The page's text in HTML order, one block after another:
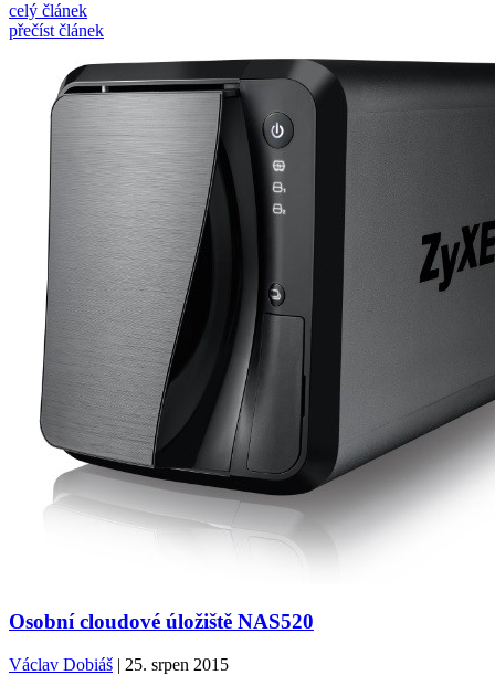
celý článek
přečíst článek
Osobní cloudové úložiště NAS520
Václav Dobiáš | 25. srpen 2015